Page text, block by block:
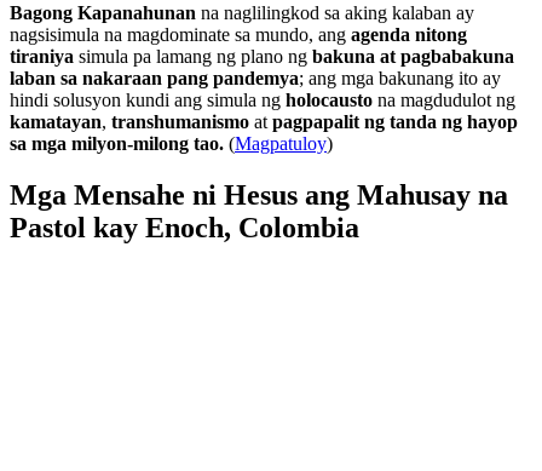
Bagong Kapanahunan na naglilingkod sa aking kalaban ay
nagsisimula na magdominate sa mundo, ang agenda nitong
tiraniya simula pa lamang ng plano ng bakuna at pagbabakuna
laban sa nakaraan pang pandemya; ang mga bakunang ito ay
hindi solusyon kundi ang simula ng holocausto na magdudulot ng
kamatayan, transhumanismo at pagpapalit ng tanda ng hayop
sa mga milyon-milong tao. (Magpatuloy)
Mga Mensahe ni Hesus ang Mahusay na
Pastol kay Enoch, Colombia